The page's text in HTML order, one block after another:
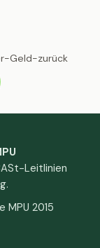
Geld-zurück
Leitlinien
MPU 2015